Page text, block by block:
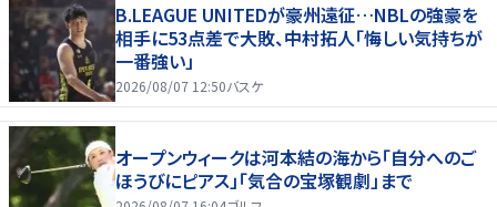
B.LEAGUE UNITEDが豪州遠征…NBLの強豪を
相手に53点差で大敗、中村拓人「悔しい気持ちが
一番強い」
2026/08/07 12:50バスケ
オープンウィークは河本結の海から「自分へのご
ほうびにピアス」「気合の宝塚観劇」まで